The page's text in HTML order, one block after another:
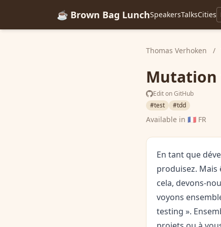
☕ Brown Bag LunchSpeakersTalksCities
Thomas Verhoken /
Mutation
Edit on GitHub
#test
#tdd
Available in 🇫🇷 FR
En tant que
produisez. Mais
cela, devons-
voyons
testing ».